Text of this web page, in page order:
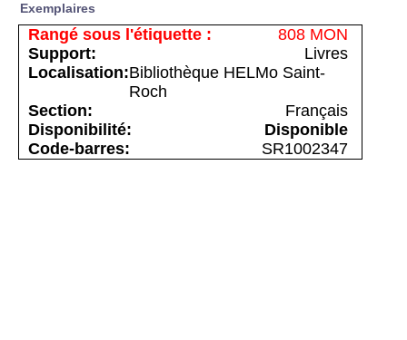
Exemplaires
808 MON
Livres
Bibliothèque HELMo Saint-
Roch
Français
Disponible
SR1002347